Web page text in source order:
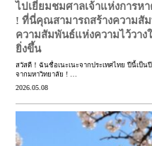
ไปเยี่ยมชมศาลเจ้าแห่งการห
!ที่นี่คุณสามารถสร้างความสั
ความสัมพันธ์แห่งความไว้วา
ยิ่งขึ้น
สวัสดี！ฉันชื่อเนะเนะจากประเทศไทย ปีนี้เป็
จากมหาวิทยาลัย ! …
2026.05.08